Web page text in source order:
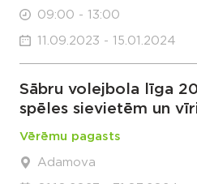
09:00 - 13:00
11.09.2023 - 15.01.2024
Sābru volejbola līga
spēles sievietēm un
Vērēmu pagasts
Adamova